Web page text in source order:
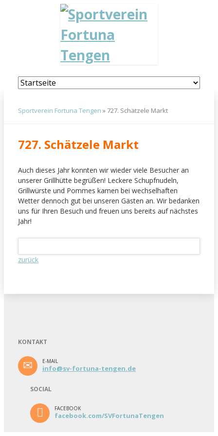
Navigation
überspringen
Sportverein Fortuna Tengen » 727. Schätzele Markt
727. Schätzele Markt
Auch dieses Jahr konnten wir wieder viele Besucher an
unserer Grillhütte begrüßen! Leckere Schupfnudeln,
Grillwürste und Pommes kamen bei wechselhaften
Wetter dennoch gut bei unseren Gästen an. Wir bedanken
uns für Ihren Besuch und freuen uns bereits auf nächstes
Jahr!
zurück
KONTAKT
E-MAIL
info@sv-fortuna-tengen.de
SOCIAL
FACEBOOK
facebook.com/SVFortunaTengen